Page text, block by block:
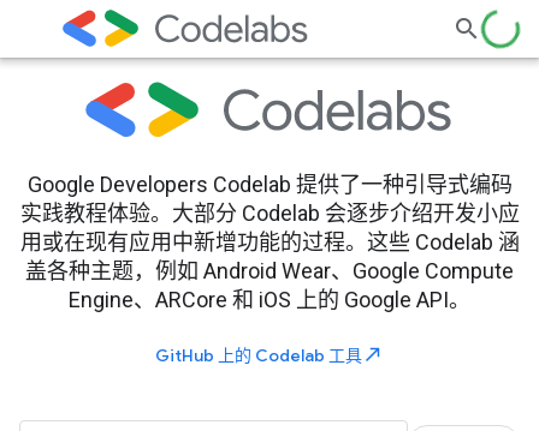
Google Developers Codelab 提供了一种引导式编码
实践教程体验。大部分 Codelab 会逐步介绍开发小应
用或在现有应用中新增功能的过程。这些 Codelab 涵
盖各种主题，例如 Android Wear、Google Compute
Engine、ARCore 和 iOS 上的 Google API。
GitHub 上的 Codelab 工具north_east